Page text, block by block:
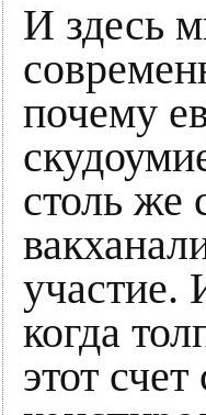
И здесь
почему
столь же
участие.
когда
этот